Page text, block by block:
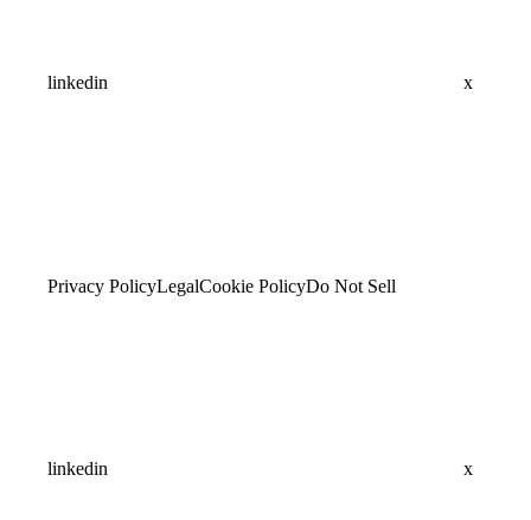
linkedin x
Privacy PolicyLegalCookie PolicyDo Not Sell
linkedin x